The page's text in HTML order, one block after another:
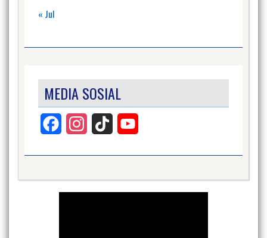
« Jul
MEDIA SOSIAL
Facebook InstagramTikTok